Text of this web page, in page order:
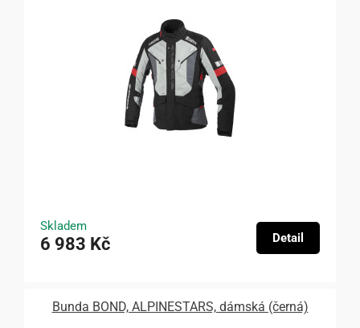
Skladem
6 983 Kč Detail
Bunda BOND, ALPINESTARS, dámská (černá)